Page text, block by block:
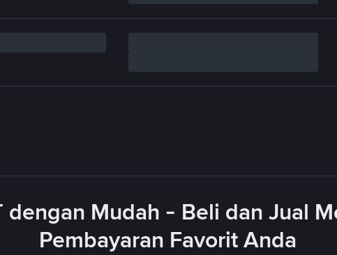
dengan Mudah - Beli dan Jual
Pembayaran Favorit Anda